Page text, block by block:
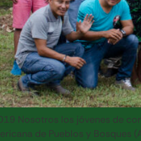
Nosotros los jóvenes de
de Pueblos y